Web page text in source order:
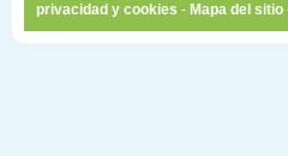
privacidad y cookies - Mapa del sitio